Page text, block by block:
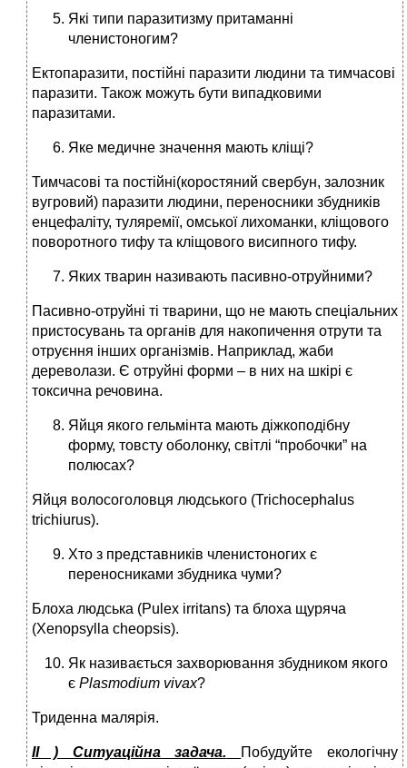
Які типи паразитизму притаманні
членистоногим?
Ектопаразити, постійні паразити людини та тимчасові
паразити. Також можуть бути випадковими
паразитами.
Яке медичне значення мають кліщі?
Тимчасові та постійні(коростяний свербун, залозник
вугровий) паразити людини, переносники збудників
енцефаліту, туляремії, омської лихоманки, кліщового
поворотного тифу та кліщового висипного тифу.
Яких тварин називають пасивно-отруйними?
Пасивно-отруйні ті тварини, що не мають спеціальних
пристосувань та органів для накопичення отрути та
отруєння інших організмів. Наприклад, жаби
дереволази. Є отруйні форми – в них на шкірі є
токсична речовина.
Яйця якого гельмінта мають діжкоподібну
форму, товсту оболонку, світлі “пробочки” на
полюсах?
Яйця волосоголовця людського (Trichocephalus
trichiurus).
Хто з представників членистоногих є
переносниками збудника чуми?
Блоха людська (Pulex irritans) та блоха щуряча
(Xenopsylla cheopsis).
Як називається захворювання збудником якого
є Plasmodium vivax?
Триденна малярія.
ІІ ) Ситуаційна задача.
Побудуйте екологічну